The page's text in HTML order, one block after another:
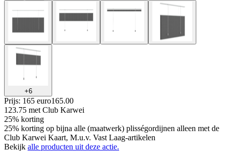
+6
Prijs: 165 euro165.00
123.75 met Club Karwei
25% korting
25% korting op bijna alle (maatwerk) plisségordijnen alleen met de
Club Karwei Kaart, M.u.v. Vast Laag-artikelen
Bekijk alle producten uit deze actie.